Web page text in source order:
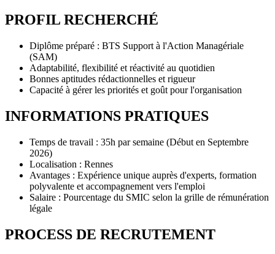
PROFIL RECHERCHÉ
Diplôme préparé : BTS Support à l'Action Managériale
(SAM)
Adaptabilité, flexibilité et réactivité au quotidien
Bonnes aptitudes rédactionnelles et rigueur
Capacité à gérer les priorités et goût pour l'organisation
INFORMATIONS PRATIQUES
Temps de travail : 35h par semaine (Début en Septembre
2026)
Localisation : Rennes
Avantages : Expérience unique auprès d'experts, formation
polyvalente et accompagnement vers l'emploi
Salaire : Pourcentage du SMIC selon la grille de rémunération
légale
PROCESS DE RECRUTEMENT